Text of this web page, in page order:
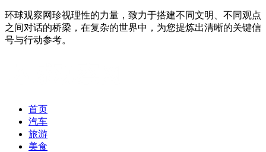
环球观察网珍视理性的力量，致力于搭建不同文明、不同观点
之间对话的桥梁，在复杂的世界中，为您提炼出清晰的关键信
号与行动参考。
首页
汽车
旅游
美食